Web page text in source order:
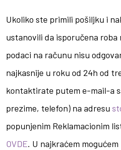
Ukoliko ste primili pošiljku i
ustanovili da isporučena roba
podaci na računu nisu
najkasnije u roku od 24h od
kontaktirate putem e-mail-a
prezime, telefon) na adresu
popunjenim Reklamacionim
OVDE. U najkraćem